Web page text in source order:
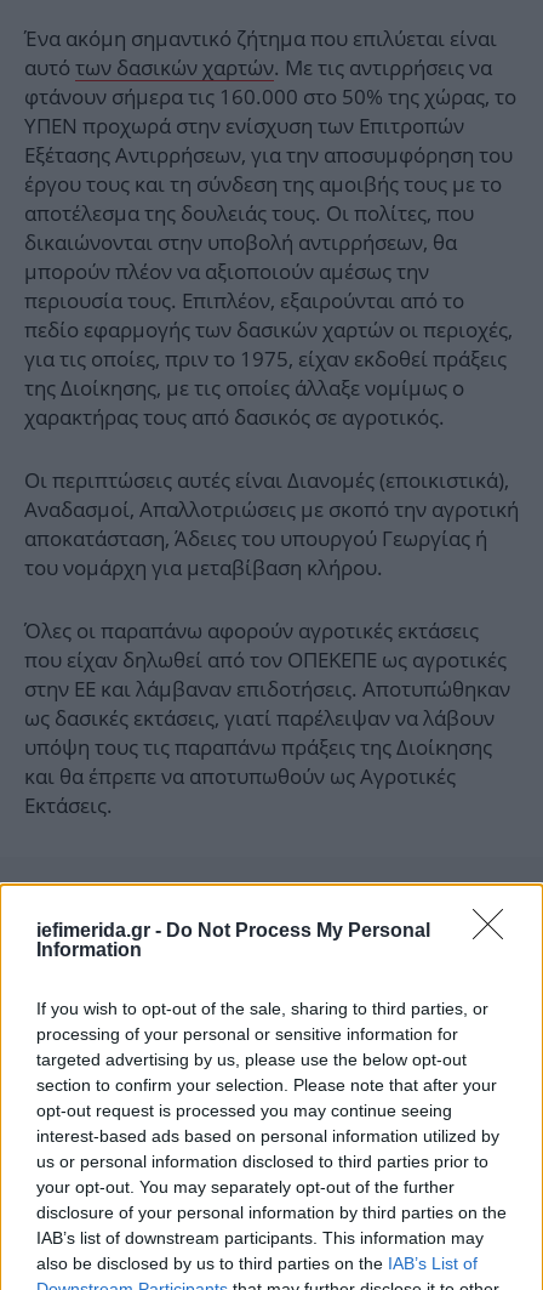
iefimerida.gr - Do Not Process My Personal
Information
If you wish to opt-out of the sale, sharing to third parties, or
processing of your personal or sensitive information for
targeted advertising by us, please use the below opt-out
section to confirm your selection. Please note that after your
opt-out request is processed you may continue seeing
interest-based ads based on personal information utilized by
us or personal information disclosed to third parties prior to
your opt-out. You may separately opt-out of the further
disclosure of your personal information by third parties on the
IAB’s list of downstream participants. This information may
also be disclosed by us to third parties on the IAB’s List of
Ένα ακόμη σημαντικό ζήτημα που επιλύεται είναι
αυτό των δασικών χαρτών. Με τις αντιρρήσεις να
φτάνουν σήμερα τις 160.000 στο 50% της χώρας, το
ΥΠΕΝ προχωρά στην ενίσχυση των Επιτροπών
Εξέτασης Αντιρρήσεων, για την αποσυμφόρηση του
έργου τους και τη σύνδεση της αμοιβής τους με το
αποτέλεσμα της δουλειάς τους. Οι πολίτες, που
δικαιώνονται στην υποβολή αντιρρήσεων, θα
μπορούν πλέον να αξιοποιούν αμέσως την
περιουσία τους. Επιπλέον, εξαιρούνται από το
πεδίο εφαρμογής των δασικών χαρτών οι περιοχές,
για τις οποίες, πριν το 1975, είχαν εκδοθεί πράξεις
της Διοίκησης, με τις οποίες άλλαξε νομίμως ο
χαρακτήρας τους από δασικός σε αγροτικός.
Οι περιπτώσεις αυτές είναι Διανομές (εποικιστικά),
Αναδασμοί, Απαλλοτριώσεις με σκοπό την αγροτική
αποκατάσταση, Άδειες του υπουργού Γεωργίας ή
του νομάρχη για μεταβίβαση κλήρου.
Όλες οι παραπάνω αφορούν αγροτικές εκτάσεις
που είχαν δηλωθεί από τον ΟΠΕΚΕΠΕ ως αγροτικές
στην ΕΕ και λάμβαναν επιδοτήσεις. Αποτυπώθηκαν
ως δασικές εκτάσεις, γιατί παρέλειψαν να λάβουν
υπόψη τους τις παραπάνω πράξεις της Διοίκησης
και θα έπρεπε να αποτυπωθούν ως Αγροτικές
Εκτάσεις.